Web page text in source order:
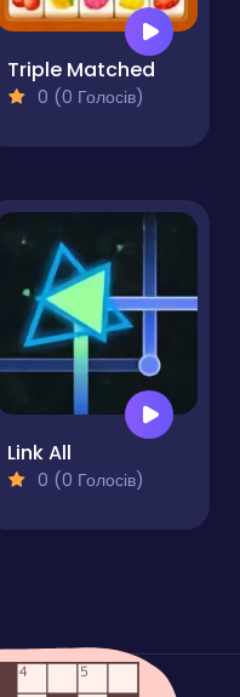
Triple Matched
0 (0 Голосів)
Link All
0 (0 Голосів)